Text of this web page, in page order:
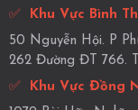
✅ Khu Vực Bình
50 Nguyễn Hội. P
262 Đường ĐT 766.
✅ Khu Vực Đồng